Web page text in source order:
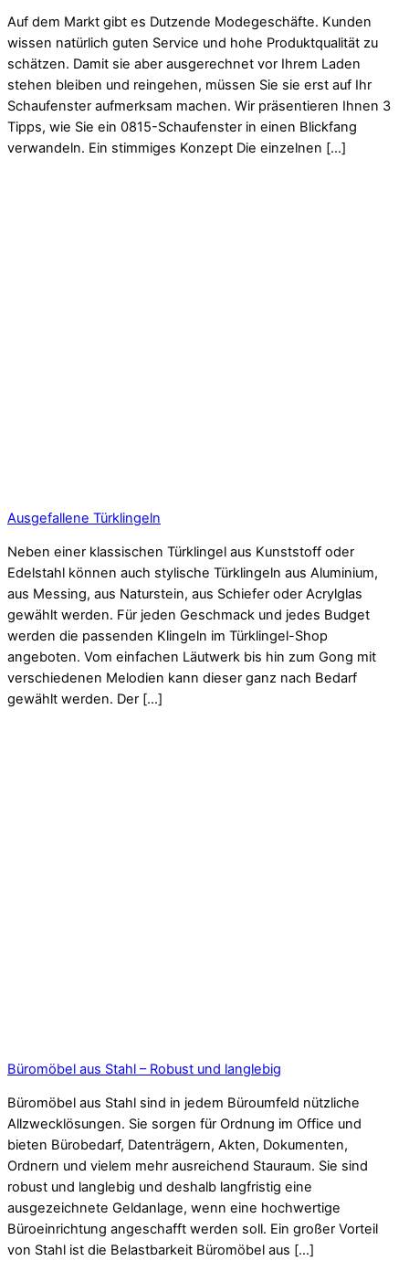
Auf dem Markt gibt es Dutzende Modegeschäfte. Kunden
wissen natürlich guten Service und hohe Produktqualität zu
schätzen. Damit sie aber ausgerechnet vor Ihrem Laden
stehen bleiben und reingehen, müssen Sie sie erst auf Ihr
Schaufenster aufmerksam machen. Wir präsentieren Ihnen 3
Tipps, wie Sie ein 0815-Schaufenster in einen Blickfang
verwandeln. Ein stimmiges Konzept Die einzelnen […]
Ausgefallene Türklingeln
Neben einer klassischen Türklingel aus Kunststoff oder
Edelstahl können auch stylische Türklingeln aus Aluminium,
aus Messing, aus Naturstein, aus Schiefer oder Acrylglas
gewählt werden. Für jeden Geschmack und jedes Budget
werden die passenden Klingeln im Türklingel-Shop
angeboten. Vom einfachen Läutwerk bis hin zum Gong mit
verschiedenen Melodien kann dieser ganz nach Bedarf
gewählt werden. Der […]
Büromöbel aus Stahl – Robust und langlebig
Büromöbel aus Stahl sind in jedem Büroumfeld nützliche
Allzwecklösungen. Sie sorgen für Ordnung im Office und
bieten Bürobedarf, Datenträgern, Akten, Dokumenten,
Ordnern und vielem mehr ausreichend Stauraum. Sie sind
robust und langlebig und deshalb langfristig eine
ausgezeichnete Geldanlage, wenn eine hochwertige
Büroeinrichtung angeschafft werden soll. Ein großer Vorteil
von Stahl ist die Belastbarkeit Büromöbel aus […]